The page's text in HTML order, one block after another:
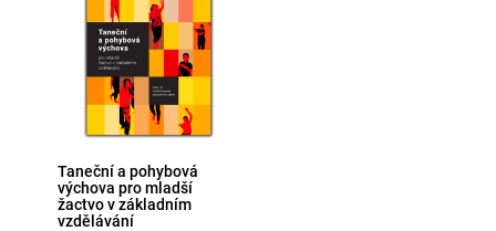
Taneční a pohybová
výchova pro mladší
žactvo v základním
vzdělávání